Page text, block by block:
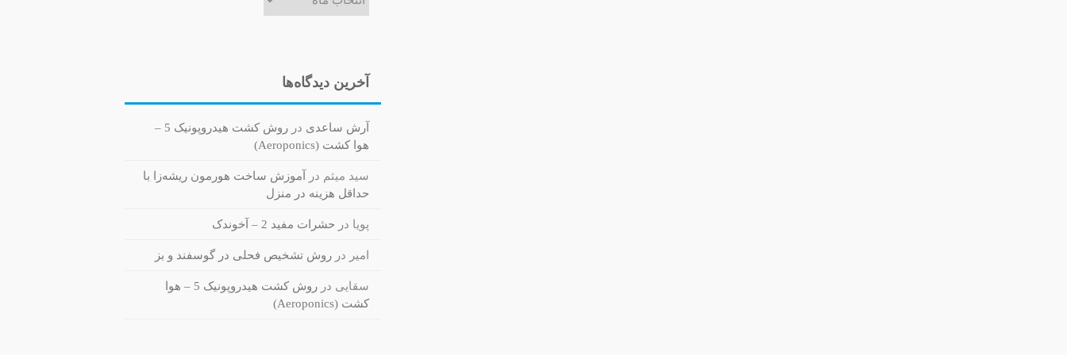
آخرین دیدگاه‌ها
آرش ساعدی در
روش کشت هیدروپونیک 5 –
هوا کشت (Aeroponics)
سید میثم در
آموزش ساخت هورمون ریشه‌زا با
حداقل هزینه در منزل
پویا در حشرات مفید 2 – آخوندک
امیر در روش تشخیص فحلی در گوسفند و بز
سقایی در
روش کشت هیدروپونیک 5 – هوا
کشت (Aeroponics)